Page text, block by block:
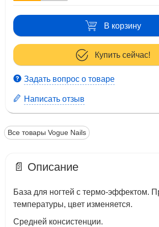
В корзину
Купить сейчас!
Задать вопрос о товаре
Написать отзыв
Все товары Vogue Nails
📄 Описание
База для ногтей с термо-эффектом.
температуры, цвет изменяется.
Средней консистенции.